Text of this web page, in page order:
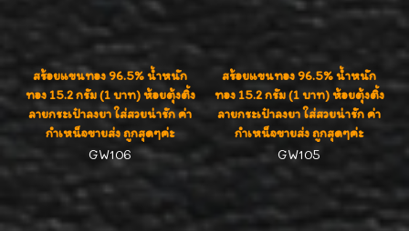
สร้อยแขนทอง 96.5% น้ำหนัก
ทอง 15.2 กรัม (1 บาท) ห้อยตุ้งติ้ง
ลายกระเป๋าลงยา ใส่สวยน่ารัก ค่า
กำเหน็จขายส่ง ถูกสุดๆค่ะ
GW106
สร้อยแขนทอง 96.5% น้ำหนัก
ทอง 15.2 กรัม (1 บาท) ห้อยตุ้งติ้ง
ลายกระเป๋าลงยา ใส่สวยน่ารัก ค่า
กำเหน็จขายส่ง ถูกสุดๆค่ะ
GW105